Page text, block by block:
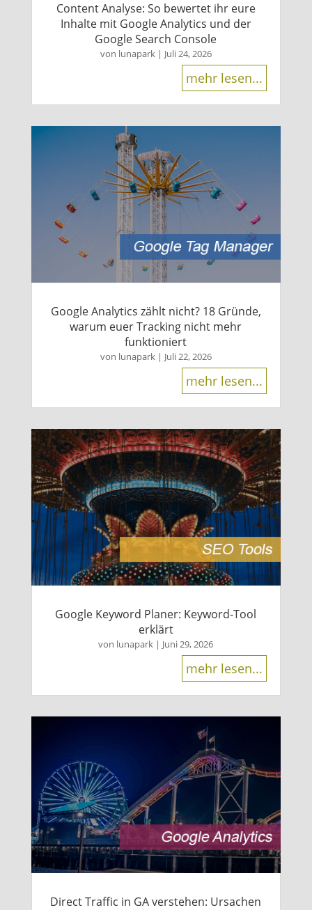
Content Analyse: So bewertet ihr eure
Inhalte mit Google Analytics und der
Google Search Console
von lunapark| Juli 24, 2026
mehr lesen...
Google Analytics zählt nicht? 18 Gründe,
warum euer Tracking nicht mehr
funktioniert
von lunapark| Juli 22, 2026
mehr lesen...
Google Keyword Planer: Keyword-Tool
erklärt
von lunapark | Juni 29, 2026
mehr lesen...
Direct Traffic in GA verstehen: Ursachen